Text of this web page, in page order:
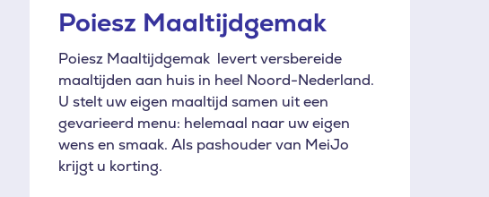
Poiesz Maaltijdgemak
Poiesz Maaltijdgemak levert versbereide
maaltijden aan huis in heel Noord-Nederland.
U stelt uw eigen maaltijd samen uit een
gevarieerd menu: helemaal naar uw eigen
wens en smaak. Als pashouder van MeiJo
krijgt u korting.